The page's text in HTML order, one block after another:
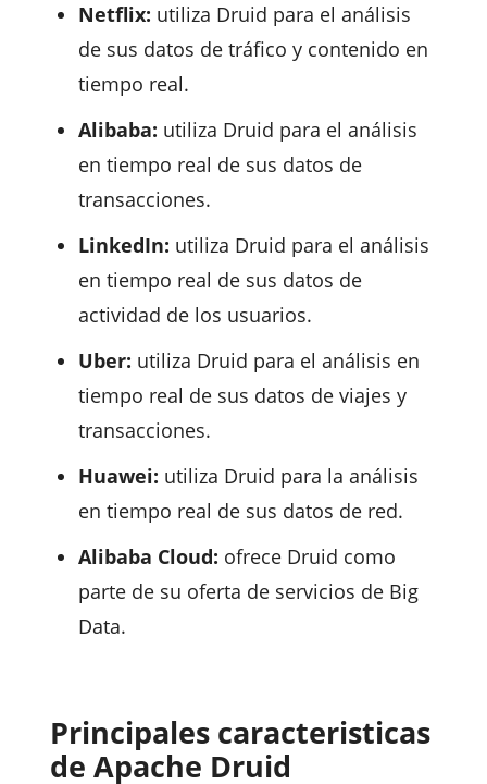
Netflix: utiliza Druid para el análisis
de sus datos de tráfico y contenido en
tiempo real.
Alibaba: utiliza Druid para el análisis
en tiempo real de sus datos de
transacciones.
LinkedIn: utiliza Druid para el análisis
en tiempo real de sus datos de
actividad de los usuarios.
Uber: utiliza Druid para el análisis en
tiempo real de sus datos de viajes y
transacciones.
Huawei: utiliza Druid para la análisis
en tiempo real de sus datos de red.
Alibaba Cloud: ofrece Druid como
parte de su oferta de servicios de Big
Data.
Principales caracteristicas
de Apache Druid